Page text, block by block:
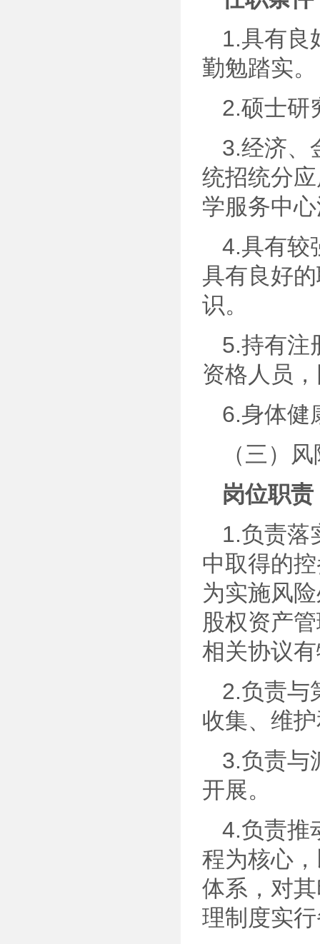
1.具有良
勤勉踏实。
2.硕士研
3.经济、
统招统分
学服务中
4.具有较
具有良好
识。
5.持有注
资格人员
6.身体健
（三）
岗位职责
1.负责落
中取得的
为实施风
股权资产
相关协议
2.负责与
收集、维
3.负责与
开展。
4.负责推
程为核心
体系，对
理制度实